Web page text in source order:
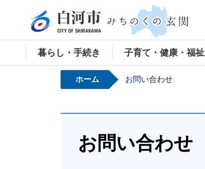
暮らし・手続き 子育て・健康・福祉
ホーム お問い合わせ
お問い合わせ